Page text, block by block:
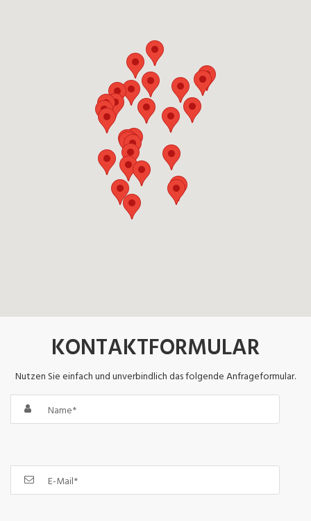
KONTAKTFORMULAR
Nutzen Sie einfach und unverbindlich das folgende Anfrageformular.